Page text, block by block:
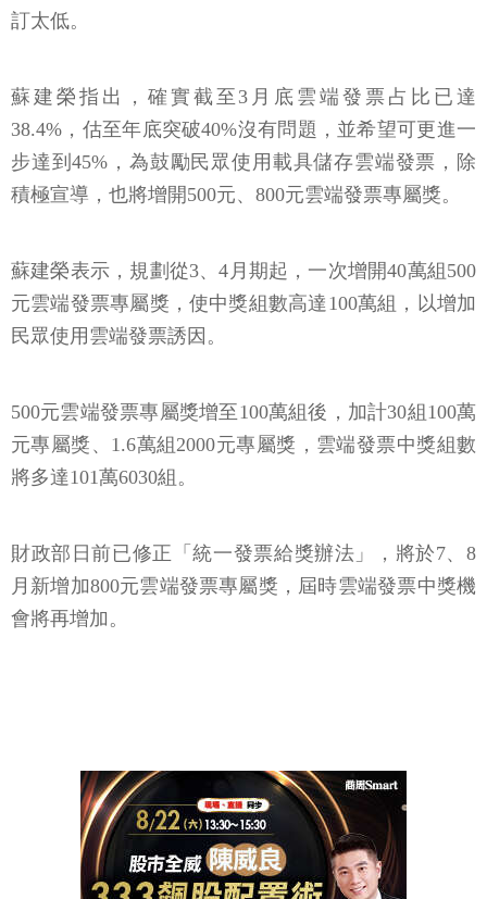
訂太低。
蘇建榮指出，確實截至3月底雲端發票占比已達
38.4%，估至年底突破40%沒有問題，並希望可更進一
步達到45%，為鼓勵民眾使用載具儲存雲端發票，除
積極宣導，也將增開500元、800元雲端發票專屬獎。
蘇建榮表示，規劃從3、4月期起，一次增開40萬組500
元雲端發票專屬獎，使中獎組數高達100萬組，以增加
民眾使用雲端發票誘因。
500元雲端發票專屬獎增至100萬組後，加計30組100萬
元專屬獎、1.6萬組2000元專屬獎，雲端發票中獎組數
將多達101萬6030組。
財政部日前已修正「統一發票給獎辦法」，將於7、8
月新增加800元雲端發票專屬獎，屆時雲端發票中獎機
會將再增加。